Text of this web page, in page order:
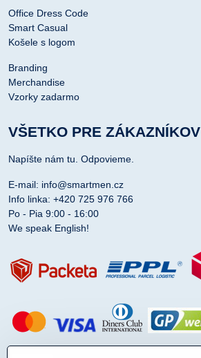
Office Dress Code
Smart Casual
Košele s logom
Branding
Merchandise
Vzorky zadarmo
VŠETKO PRE ZÁKAZNÍKOV
Napíšte nám tu. Odpovieme.
E-mail: info@smartmen.cz
Info linka: +420 725 976 766
Po - Pia 9:00 - 16:00
We speak English!